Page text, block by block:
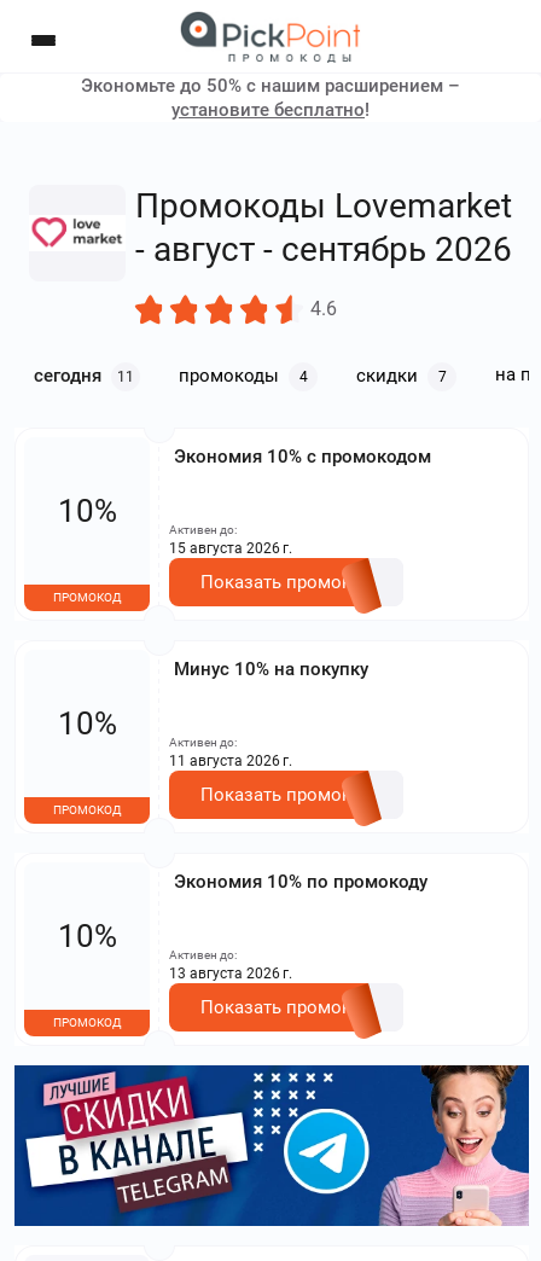
Экономьте до 50% с нашим расширением –
установите бесплатно!
Промокоды Lovemarket
- август - сентябрь 2026
4.6
сегодня 11 промокоды 4 скидки 7 на
Экономия 10% с промокодом
10%
ПРОМОКОД
Активен до:
15 августа 2026 г.
Показать промокод
Минус 10% на покупку
10%
ПРОМОКОД
Активен до:
11 августа 2026 г.
Показать промокод
Экономия 10% по промокоду
10%
ПРОМОКОД
Активен до:
13 августа 2026 г.
Показать промокод